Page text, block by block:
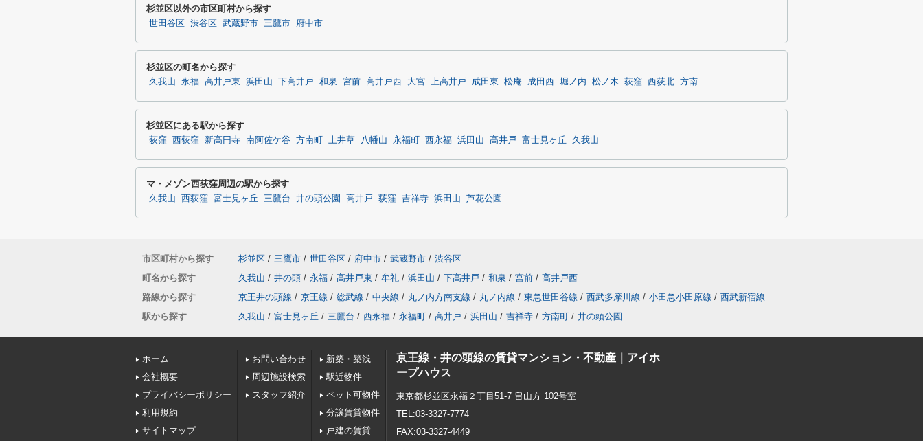
杉並区以外の市区町村から探す
世田谷区 渋谷区 武蔵野市 三鷹市 府中市
杉並区の町名から探す
久我山 永福 高井戸東 浜田山 下高井戸 和泉 宮前 高井戸西 大宮 上高井戸 成田東 松庵 成田西 堀ノ内 松ノ木 荻窪 西荻北 方南
杉並区にある駅から探す
荻窪 西荻窪 新高円寺 南阿佐ケ谷 方南町 上井草 八幡山 永福町 西永福 浜田山 高井戸 富士見ヶ丘 久我山
マ・メゾン西荻窪周辺の駅から探す
久我山 西荻窪 富士見ヶ丘 三鷹台 井の頭公園 高井戸 荻窪 吉祥寺 浜田山 芦花公園
市区町村から探す 杉並区 / 三鷹市 / 世田谷区 / 府中市 / 武蔵野市 / 渋谷区
町名から探す
久我山 / 井の頭 / 永福 / 高井戸東 / 牟礼 / 浜田山 / 下高井戸 / 和泉 / 宮前 / 高井戸西
路線から探す
京王井の頭線 / 京王線 / 総武線 / 中央線 / 丸ノ内方南支線 / 丸ノ内線 / 東急世田谷線 / 西武多摩川線 / 小田急小田原線 / 西武新宿線
駅から探す
久我山 / 富士見ヶ丘 / 三鷹台 / 西永福 / 永福町 / 高井戸 / 浜田山 / 吉祥寺 / 方南町 / 井の頭公園
ホーム
会社概要
プライバシーポリシー
利用規約
サイトマップ
お問い合わせ
周辺施設検索
スタッフ紹介
新築・築浅
駅近物件
ペット可物件
分譲賃貸物件
戸建の賃貸
京王線・井の頭線の賃貸マンション・不動産｜アイホ
ープハウス
東京都杉並区永福２丁目51-7 畠山方 102号室
TEL:03-3327-7774
FAX:03-3327-4449